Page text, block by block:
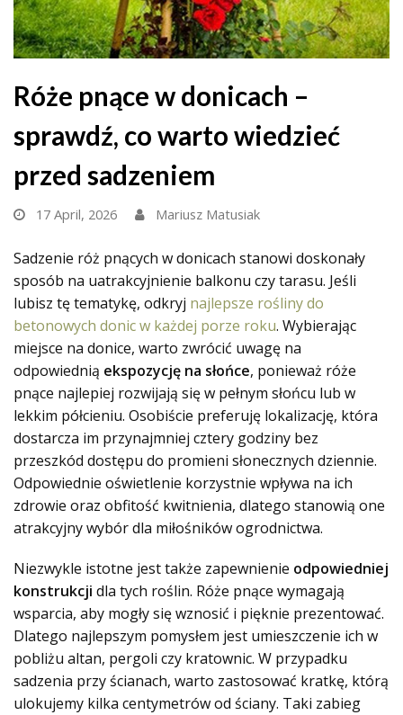
Róże pnące w donicach –
sprawdź, co warto wiedzieć
przed sadzeniem
17 April, 2026 Mariusz Matusiak
Sadzenie róż pnących w donicach stanowi doskonały
sposób na uatrakcyjnienie balkonu czy tarasu. Jeśli
lubisz tę tematykę, odkryj najlepsze rośliny do
betonowych donic w każdej porze roku. Wybierając
miejsce na donice, warto zwrócić uwagę na
odpowiednią ekspozycję na słońce, ponieważ róże
pnące najlepiej rozwijają się w pełnym słońcu lub w
lekkim półcieniu. Osobiście preferuję lokalizację, która
dostarcza im przynajmniej cztery godziny bez
przeszkód dostępu do promieni słonecznych dziennie.
Odpowiednie oświetlenie korzystnie wpływa na ich
zdrowie oraz obfitość kwitnienia, dlatego stanowią one
atrakcyjny wybór dla miłośników ogrodnictwa.
Niezwykle istotne jest także zapewnienie odpowiedniej
konstrukcji dla tych roślin. Róże pnące wymagają
wsparcia, aby mogły się wznosić i pięknie prezentować.
Dlatego najlepszym pomysłem jest umieszczenie ich w
pobliżu altan, pergoli czy kratownic. W przypadku
sadzenia przy ścianach, warto zastosować kratkę, którą
ulokujemy kilka centymetrów od ściany. Taki zabieg